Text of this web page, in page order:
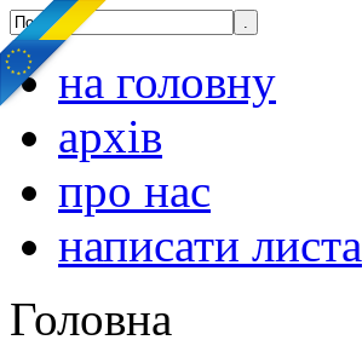
на головну
архів
про нас
написати листа
Головна